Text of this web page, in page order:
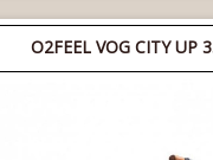
O2FEEL VOG CITY UP